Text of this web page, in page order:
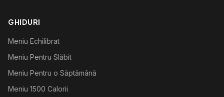
GHIDURI
Meniu Echilibrat
Meniu Pentru Slăbit
Meniu Pentru o Săptămână
Meniu 1500 Calorii